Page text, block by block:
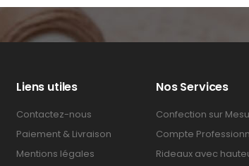
Liens utiles
Contactez-nous
Paiement & Livraison
Mentions légales
Nos Services
Confection sur
Compte
Rideaux avec